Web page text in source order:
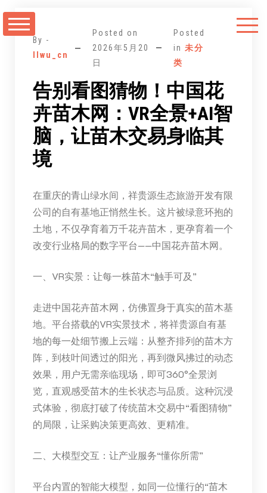
至
By -
llwu_cn
Posted on
2026年5月20
日
Posted
in 未分
类
告别看图猜物！中国花
卉苗木网：VR全景+AI智
脑，让苗木交易身临其
境
在重庆的青山绿水间，祥贵源生态旅游开发有限
公司的自有基地正悄然生长。这片被绿意环抱的
土地，不仅孕育着万千花卉苗木，更孕育着一个
改变行业格局的数字平台——中国花卉苗木网。
一、VR实景：让每一株苗木“触手可及”
走进中国花卉苗木网，仿佛置身于真实的苗木基
地。平台搭载的VR实景技术，将祥贵源自有基
地的每一处细节搬上云端：从整齐排列的苗木方
阵，到枝叶间透过的阳光，再到微风拂过的动态
效果，用户无需亲临现场，即可360°全景浏
览，直观感受苗木的生长状态与品质。这种沉浸
式体验，彻底打破了传统苗木交易中“看图猜物”
的局限，让采购决策更高效、更精准。
二、大模型交互：让产业服务“懂你所需”
平台内置的智能大模型，如同一位懂行的“苗木